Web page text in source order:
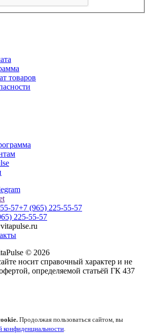
товаров
+7 (965) 225-55-57
225-55-57
© 2026
носит справочный характер и не
определяемой статьёй ГК 437
Продолжая пользоваться сайтом, вы
конфиденциальности.